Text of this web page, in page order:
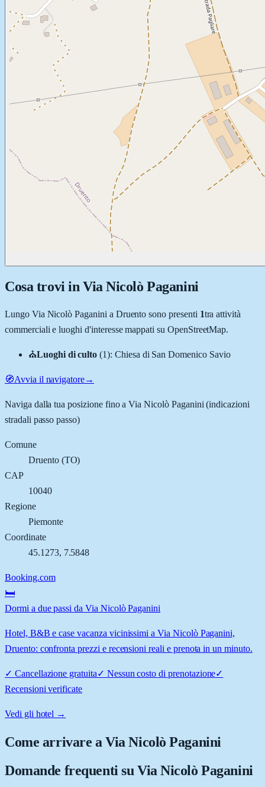
Cosa trovi in Via Nicolò Paganini
Lungo Via Nicolò Paganini a Druento sono presenti 1tra attività
commerciali e luoghi d'interesse mappati su OpenStreetMap.
⛪Luoghi di culto (1): Chiesa di San Domenico Savio
🧭Avvia il navigatore→
Naviga dalla tua posizione fino aVia Nicolò Paganini (indicazioni
stradali passo passo)
Comune
Druento(TO)
CAP
10040
Regione
Piemonte
Coordinate
45.1273, 7.5848
Booking.com
🛏️
Dormi a due passi da Via Nicolò Paganini
Hotel, B&B e case vacanza vicinissimi a Via Nicolò Paganini,
Druento: confronta prezzi e recensioni reali e prenota in un minuto.
✓ Cancellazione gratuita✓ Nessun costo di prenotazione✓
Recensioni verificate
Vedi gli hotel →
Come arrivare aVia Nicolò Paganini
Domande frequenti su Via Nicolò Paganini